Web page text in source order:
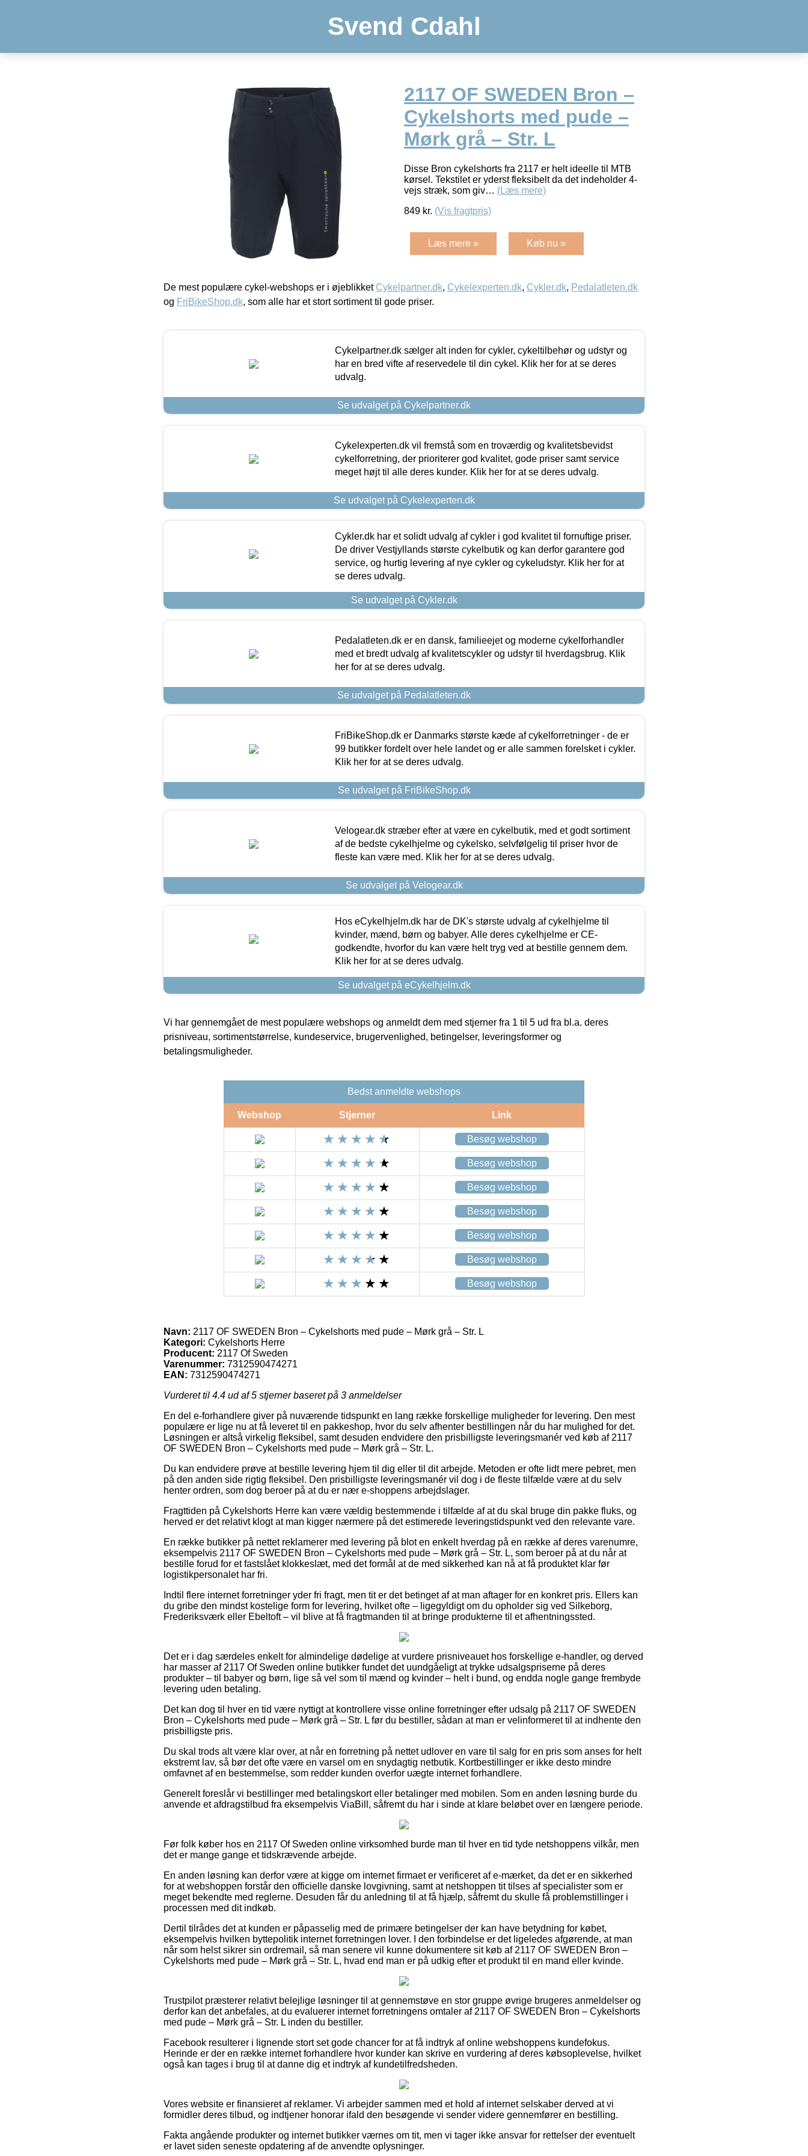
Svend Cdahl
2117 OF SWEDEN Bron –
Cykelshorts med pude –
Mørk grå – Str. L
Disse Bron cykelshorts fra 2117 er helt ideelle til MTB
kørsel. Tekstilet er yderst fleksibelt da det indeholder 4-
vejs stræk, som giv… (Læs mere)
849 kr. (Vis fragtpris)
Læs mere » Køb nu »
De mest populære cykel-webshops er i øjeblikket Cykelpartner.dk, Cykelexperten.dk, Cykler.dk, Pedalatleten.dk
og FriBikeShop.dk, som alle har et stort sortiment til gode priser.
Cykelpartner.dk sælger alt inden for cykler, cykeltilbehør og udstyr og
har en bred vifte af reservedele til din cykel. Klik her for at se deres
udvalg.
Se udvalget på Cykelpartner.dk
Cykelexperten.dk vil fremstå som en troværdig og kvalitetsbevidst
cykelforretning, der prioriterer god kvalitet, gode priser samt service
meget højt til alle deres kunder. Klik her for at se deres udvalg.
Se udvalget på Cykelexperten.dk
Cykler.dk har et solidt udvalg af cykler i god kvalitet til fornuftige priser.
De driver Vestjyllands største cykelbutik og kan derfor garantere god
service, og hurtig levering af nye cykler og cykeludstyr. Klik her for at
se deres udvalg.
Se udvalget på Cykler.dk
Pedalatleten.dk er en dansk, familieejet og moderne cykelforhandler
med et bredt udvalg af kvalitetscykler og udstyr til hverdagsbrug. Klik
her for at se deres udvalg.
Se udvalget på Pedalatleten.dk
FriBikeShop.dk er Danmarks største kæde af cykelforretninger - de er
99 butikker fordelt over hele landet og er alle sammen forelsket i cykler.
Klik her for at se deres udvalg.
Se udvalget på FriBikeShop.dk
Velogear.dk stræber efter at være en cykelbutik, med et godt sortiment
af de bedste cykelhjelme og cykelsko, selvfølgelig til priser hvor de
fleste kan være med. Klik her for at se deres udvalg.
Se udvalget på Velogear.dk
Hos eCykelhjelm.dk har de DK's største udvalg af cykelhjelme til
kvinder, mænd, børn og babyer. Alle deres cykelhjelme er CE-
godkendte, hvorfor du kan være helt tryg ved at bestille gennem dem.
Klik her for at se deres udvalg.
Se udvalget på eCykelhjelm.dk
Vi har gennemgået de mest populære webshops og anmeldt dem med stjerner fra 1 til 5 ud fra bl.a. deres
prisniveau, sortimentstørrelse, kundeservice, brugervenlighed, betingelser, leveringsformer og
betalingsmuligheder.
Bedst anmeldte webshops
Webshop Stjerner Link
Besøg webshop
Besøg webshop
Besøg webshop
Besøg webshop
Besøg webshop
Besøg webshop
Besøg webshop
Navn: 2117 OF SWEDEN Bron – Cykelshorts med pude – Mørk grå – Str. L
Kategori: Cykelshorts Herre
Producent: 2117 Of Sweden
Varenummer: 7312590474271
EAN: 7312590474271
Vurderet til 4.4 ud af 5 stjerner baseret på 3 anmeldelser
En del e-forhandlere giver på nuværende tidspunkt en lang række forskellige muligheder for levering. Den mest
populære er lige nu at få leveret til en pakkeshop, hvor du selv afhenter bestillingen når du har mulighed for det.
Løsningen er altså virkelig fleksibel, samt desuden endvidere den prisbilligste leveringsmanér ved køb af 2117
OF SWEDEN Bron – Cykelshorts med pude – Mørk grå – Str. L.
Du kan endvidere prøve at bestille levering hjem til dig eller til dit arbejde. Metoden er ofte lidt mere pebret, men
på den anden side rigtig fleksibel. Den prisbilligste leveringsmanér vil dog i de fleste tilfælde være at du selv
henter ordren, som dog beroer på at du er nær e-shoppens arbejdslager.
Fragttiden på Cykelshorts Herre kan være vældig bestemmende i tilfælde af at du skal bruge din pakke fluks, og
herved er det relativt klogt at man kigger nærmere på det estimerede leveringstidspunkt ved den relevante vare.
En række butikker på nettet reklamerer med levering på blot en enkelt hverdag på en række af deres varenumre,
eksempelvis 2117 OF SWEDEN Bron – Cykelshorts med pude – Mørk grå – Str. L, som beroer på at du når at
bestille forud for et fastslået klokkeslæt, med det formål at de med sikkerhed kan nå at få produktet klar før
logistikpersonalet har fri.
Indtil flere internet forretninger yder fri fragt, men tit er det betinget af at man aftager for en konkret pris. Ellers kan
du gribe den mindst kostelige form for levering, hvilket ofte – ligegyldigt om du opholder sig ved Silkeborg,
Frederiksværk eller Ebeltoft – vil blive at få fragtmanden til at bringe produkterne til et afhentningssted.
Det er i dag særdeles enkelt for almindelige dødelige at vurdere prisniveauet hos forskellige e-handler, og derved
har masser af 2117 Of Sweden online butikker fundet det uundgåeligt at trykke udsalgspriserne på deres
produkter – til babyer og børn, lige så vel som til mænd og kvinder – helt i bund, og endda nogle gange frembyde
levering uden betaling.
Det kan dog til hver en tid være nyttigt at kontrollere visse online forretninger efter udsalg på 2117 OF SWEDEN
Bron – Cykelshorts med pude – Mørk grå – Str. L før du bestiller, sådan at man er velinformeret til at indhente den
prisbilligste pris.
Du skal trods alt være klar over, at når en forretning på nettet udlover en vare til salg for en pris som anses for helt
ekstremt lav, så bør det ofte være en varsel om en snydagtig netbutik. Kortbestillinger er ikke desto mindre
omfavnet af en bestemmelse, som redder kunden overfor uægte internet forhandlere.
Generelt foreslår vi bestillinger med betalingskort eller betalinger med mobilen. Som en anden løsning burde du
anvende et afdragstilbud fra eksempelvis ViaBill, såfremt du har i sinde at klare beløbet over en længere periode.
Før folk køber hos en 2117 Of Sweden online virksomhed burde man til hver en tid tyde netshoppens vilkår, men
det er mange gange et tidskrævende arbejde.
En anden løsning kan derfor være at kigge om internet firmaet er verificeret af e-mærket, da det er en sikkerhed
for at webshoppen forstår den officielle danske lovgivning, samt at netshoppen tit tilses af specialister som er
meget bekendte med reglerne. Desuden får du anledning til at få hjælp, såfremt du skulle få problemstillinger i
processen med dit indkøb.
Dertil tilrådes det at kunden er påpasselig med de primære betingelser der kan have betydning for købet,
eksempelvis hvilken byttepolitik internet forretningen lover. I den forbindelse er det ligeledes afgørende, at man
når som helst sikrer sin ordremail, så man senere vil kunne dokumentere sit køb af 2117 OF SWEDEN Bron –
Cykelshorts med pude – Mørk grå – Str. L, hvad end man er på udkig efter et produkt til en mand eller kvinde.
Trustpilot præsterer relativt belejlige løsninger til at gennemstøve en stor gruppe øvrige brugeres anmeldelser og
derfor kan det anbefales, at du evaluerer internet forretningens omtaler af 2117 OF SWEDEN Bron – Cykelshorts
med pude – Mørk grå – Str. L inden du bestiller.
Facebook resulterer i lignende stort set gode chancer for at få indtryk af online webshoppens kundefokus.
Herinde er der en række internet forhandlere hvor kunder kan skrive en vurdering af deres købsoplevelse, hvilket
også kan tages i brug til at danne dig et indtryk af kundetilfredsheden.
Vores website er finansieret af reklamer. Vi arbejder sammen med et hold af internet selskaber derved at vi
formidler deres tilbud, og indtjener honorar ifald den besøgende vi sender videre gennemfører en bestilling.
Fakta angående produkter og internet butikker værnes om tit, men vi tager ikke ansvar for rettelser der eventuelt
er lavet siden seneste opdatering af de anvendte oplysninger.